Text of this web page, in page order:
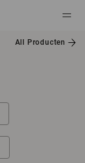
All Producten